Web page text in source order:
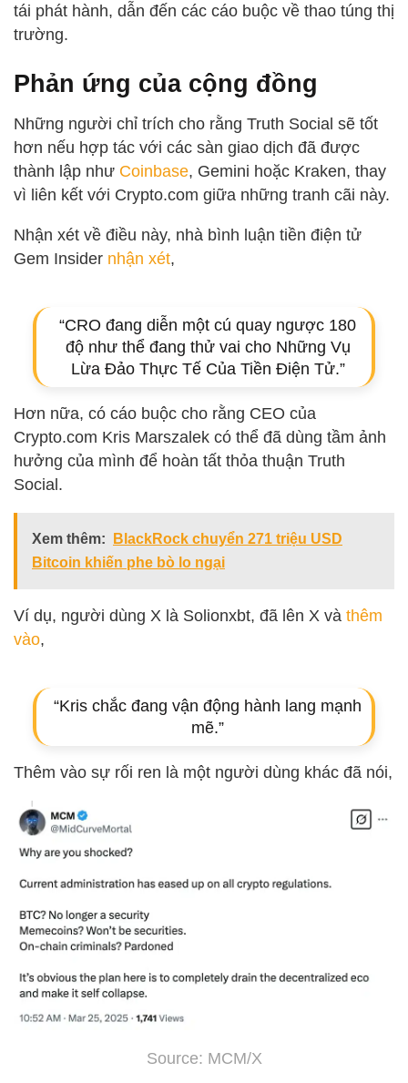
tái phát hành, dẫn đến các cáo buộc về thao túng thị
trường.
Phản ứng của cộng đồng
Những người chỉ trích cho rằng Truth Social sẽ tốt
hơn nếu hợp tác với các sàn giao dịch đã được
thành lập như Coinbase, Gemini hoặc Kraken, thay
vì liên kết với Crypto.com giữa những tranh cãi này.
Nhận xét về điều này, nhà bình luận tiền điện tử
Gem Insider nhận xét,
“CRO đang diễn một cú quay ngược 180
độ như thể đang thử vai cho Những Vụ
Lừa Đảo Thực Tế Của Tiền Điện Tử.”
Hơn nữa, có cáo buộc cho rằng CEO của
Crypto.com Kris Marszalek có thể đã dùng tầm ảnh
hưởng của mình để hoàn tất thỏa thuận Truth
Social.
Xem thêm:
BlackRock chuyển 271 triệu USD
Bitcoin khiến phe bò lo ngại
Ví dụ, người dùng X là Solionxbt, đã lên X và thêm
vào,
“Kris chắc đang vận động hành lang mạnh
mẽ.”
Thêm vào sự rối ren là một người dùng khác đã nói,
Source: MCM/X